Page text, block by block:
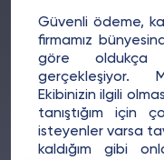
Güvenli ödeme,
firmamız
göre oldukça
gerçekleşiyor.
Ekibinizin ilgili
tanıştığım için
isteyenler varsa
kaldığım gibi